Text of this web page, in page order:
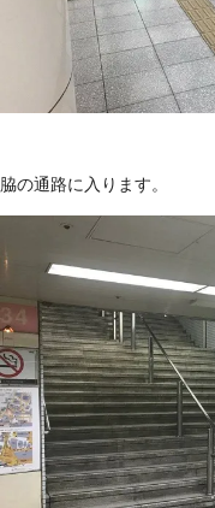
脇の通路に入ります。